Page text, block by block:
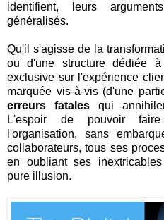
identifient, leurs
généralisés.
Qu'il s'agisse de la
ou d'une structure dédiée
exclusive sur l'expérience
marquée vis-à-vis (d'une
erreurs fatales qui
L'espoir de pouvoir faire
l'organisation, sans
collaborateurs, tous ses
en oubliant ses
pure illusion.